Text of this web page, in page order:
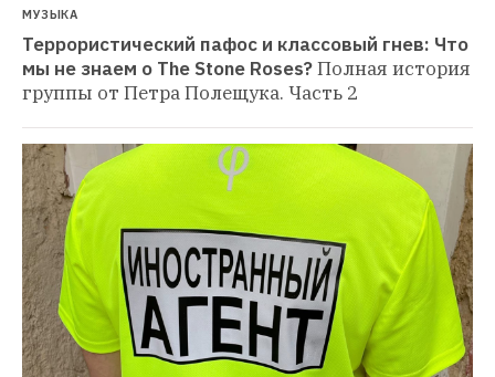
МУЗЫКА
Террористический пафос и классовый гнев: Что
мы не знаем о The Stone Roses?Полная история
группы от Петра Полещука. Часть 2